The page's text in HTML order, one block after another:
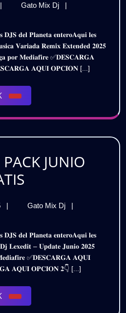
REMIX
EXTENDED
2K25
–
PACK
VOL5
|
GRATIS
| Gato Mix Dj
MUSICA
EXTENDED
2K25
–
PACK
|
𝐕𝐚𝐫𝐢𝐚𝐝𝐚 𝐑𝐞𝐦𝐢𝐱 𝐄𝐱𝐭𝐞𝐧𝐝𝐞𝐝 𝟐𝟎𝟐𝟓
𝐩𝐨𝐫 𝐌𝐞𝐝𝐢𝐚𝐟𝐢𝐫𝐞 ✅𝐃𝐄𝐒𝐂𝐀𝐑𝐆𝐀
𝐀𝐐𝐔𝐈 𝐎𝐏𝐂𝐈𝐎𝐍 [...]
DESCARGAR
PACK
PACK JUNIO
PACK
JUNIO
2025
|
GRATIS
26
de
2025
| Gato Mix Dj
DJ
JUNIO
2025
|
GRATIS
|
𝐋𝐞𝐱𝐞𝐝𝐢𝐭 – 𝐔𝐩𝐝𝐚𝐭𝐞 𝐉𝐮𝐧𝐢𝐨 𝟐𝟎𝟐𝟓
✅𝐃𝐄𝐒𝐂𝐀𝐑𝐆𝐀 𝐀𝐐𝐔𝐈
𝐀𝐐𝐔𝐈 𝐎𝐏𝐂𝐈𝐎𝐍 𝟐👇 [...]
DESCARGAR
PACK